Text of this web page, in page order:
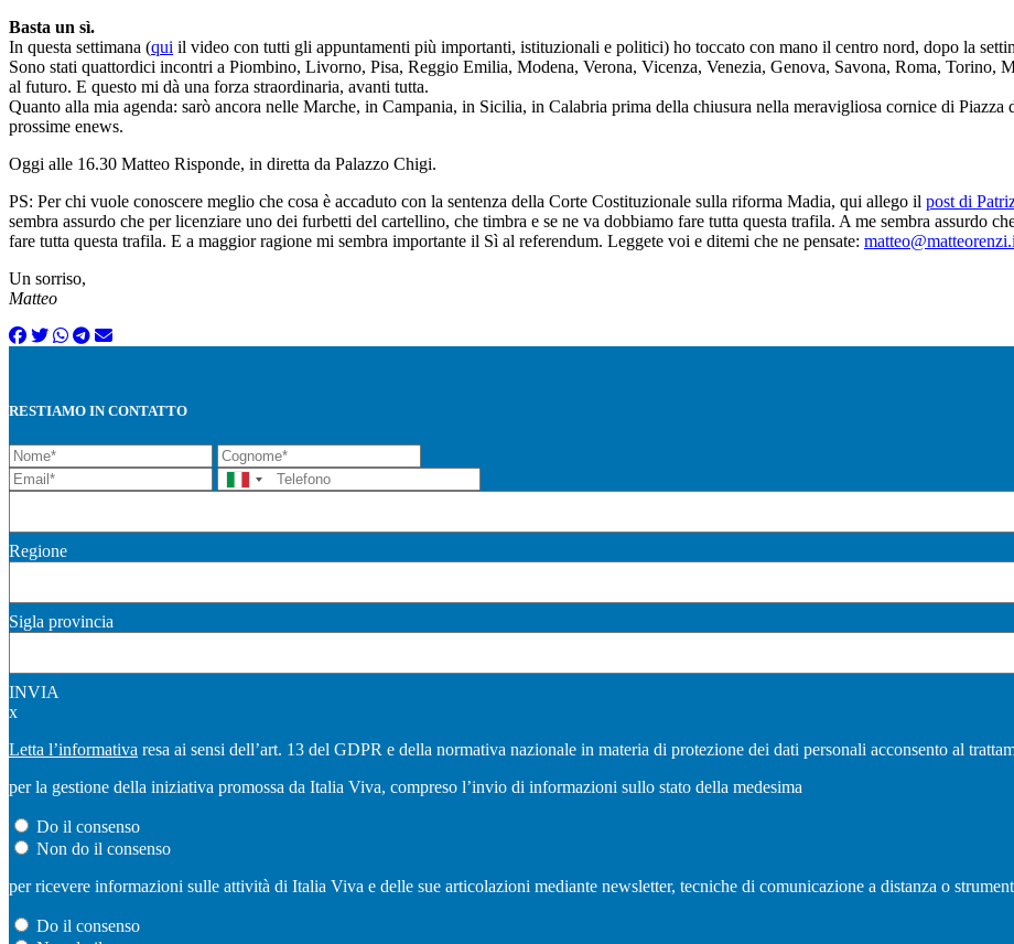
Basta un sì.
In questa settimana (qui il video con tutti gli appuntamenti più importanti, istituzionali e politici) ho toccato con mano il centro nord, dopo la
Sono stati quattordici incontri a Piombino, Livorno, Pisa, Reggio Emilia, Modena, Verona, Vicenza, Venezia, Genova, Savona, Roma, Torino,
al futuro. E questo mi dà una forza straordinaria, avanti tutta.
Quanto alla mia agenda: sarò ancora nelle Marche, in Campania, in Sicilia, in Calabria prima della chiusura nella meravigliosa cornice di
prossime enews.
Oggi alle 16.30 Matteo Risponde, in diretta da Palazzo Chigi.
PS: Per chi vuole conoscere meglio che cosa è accaduto con la sentenza della Corte Costituzionale sulla riforma Madia, qui allego il post di
sembra assurdo che per licenziare uno dei furbetti del cartellino, che timbra e se ne va dobbiamo fare tutta questa trafila. A me sembra assurdo
fare tutta questa trafila. E a maggior ragione mi sembra importante il Sì al referendum. Leggete voi e ditemi che ne pensate:
Un sorriso,
Matteo
RESTIAMO IN CONTATTO
Regione
Sigla provincia
INVIA
x
Letta l’informativa resa ai sensi dell’art. 13 del GDPR e della normativa nazionale in materia di protezione dei dati personali acconsento al
per la gestione della iniziativa promossa da Italia Viva, compreso l’invio di informazioni sullo stato della medesima
Do il consenso
Non do il consenso
per ricevere informazioni sulle attività di Italia Viva e delle sue articolazioni mediante newsletter, tecniche di comunicazione a distanza o
Do il consenso